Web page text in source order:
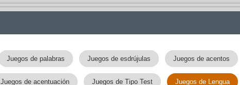
Juegos de palabras Juegos de esdrújulas Juegos de acentos
Juegos de acentuación Juegos de Tipo Test Juegos de Lengua